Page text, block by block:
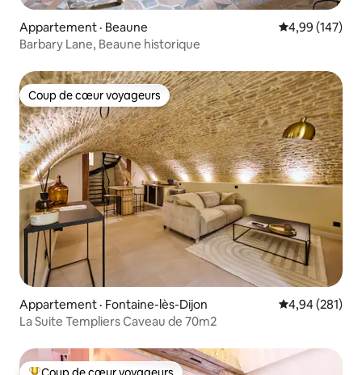
Appartement · Beaune Note
4,99 (147)
Barbary Lane, Beaune historique
Coup de cœur voyageurs
Coup de cœur voyageurs
Appartement · Fontaine-lès-Dijon Note
4,94 (281)
La Suite Templiers Caveau de 70m2